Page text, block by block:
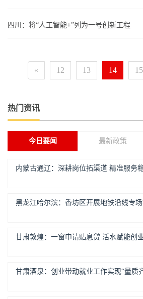
四川：将“人工智能+”列为一号创新工程
« 12 13 14 15
热门资讯
今日要闻 最新政策
内蒙古通辽：深耕岗位拓渠道 精准服务
黑龙江哈尔滨：香坊区开展地铁沿线专
甘肃敦煌：一窗申请贴息贷 活水赋能创
甘肃酒泉：创业带动就业工作实现“量质